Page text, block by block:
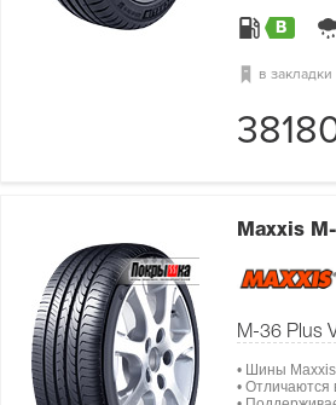
B
в закладки
Maxxis
M-36 Plus
• Шины
• Отличаются